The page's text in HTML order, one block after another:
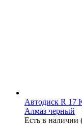
Автодиск R 17
Алмаз черный
Есть в наличии